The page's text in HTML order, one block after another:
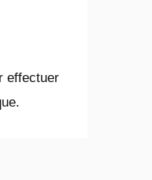
effectuer